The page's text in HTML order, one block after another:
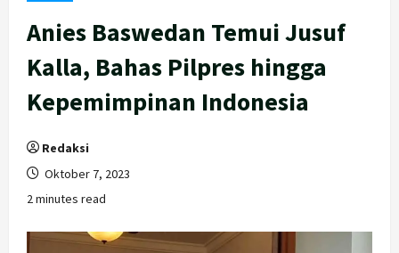
Anies Baswedan Temui Jusuf
Kalla, Bahas Pilpres hingga
Kepemimpinan Indonesia
Redaksi
Oktober 7, 2023
2 minutes read